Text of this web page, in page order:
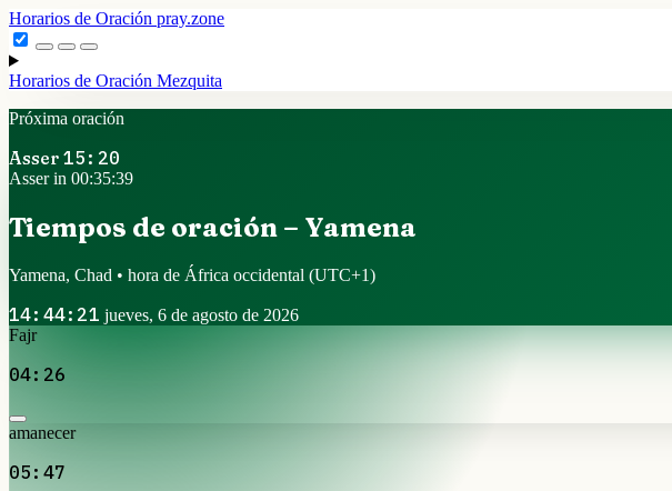
Horarios de Oración pray.zone
Horarios de Oración Mezquita
Próxima oración
Asser 15:20
Asser in 00:35:38
Tiempos de oración – Yamena
Yamena, Chad • hora de África occidental (UTC+1)
14:44:22 jueves, 6 de agosto de 2026
Fajr
04:26
amanecer
05:47